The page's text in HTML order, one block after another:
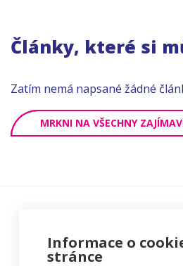
Články, které si
Zatím nemá napsané žádné
MRKNI NA VŠECHNY
Informace o
stránce